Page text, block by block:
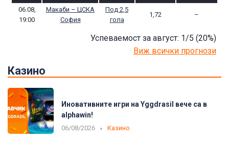
06.08,
19:00
Макаби – ЦСКА
София
Под 2,5
гола
1,72 –
Успеваемост за август: 1/5 (20%)
Виж всички прогнози
Казино
Иновативните игри на Yggdrasil вече са в
alphawin!
06/08/2026 Казино